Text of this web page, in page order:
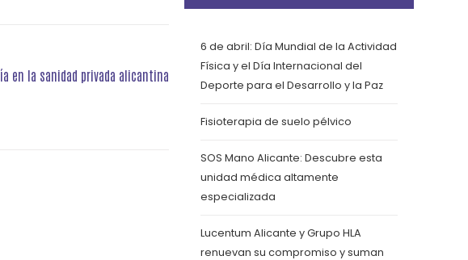
en la sanidad privada alicantina
6 de abril: Día Mundial de la Actividad
Física y el Día Internacional del
Deporte para el Desarrollo y la Paz
Fisioterapia de suelo pélvico
SOS Mano Alicante: Descubre esta
unidad médica altamente
especializada
Lucentum Alicante y Grupo HLA
renuevan su compromiso y suman